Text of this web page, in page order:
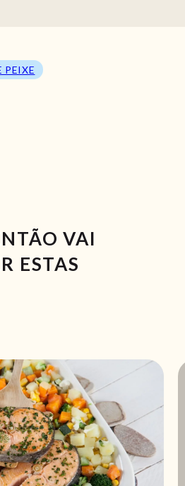
PEIXE
VAI
ESTAS